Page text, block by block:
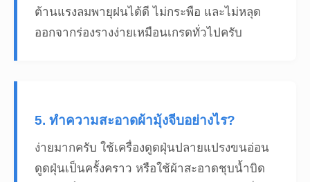
ต้านแรงลมพายุฝนได้ดี ไม่กระพือ และไม่หลุด
ออกจากร่องรางง่ายเหมือนเกรดทั่วไปครับ
5. ทำความสะอาดผ้ามุ้งจีบอย่างไร?
ง่ายมากครับ ใช้เครื่องดูดฝุ่นปลายแปรงขนอ่อน
ดูดฝุ่นเป็นครั้งคราว หรือใช้ผ้าสะอาดชุบน้ำบิด